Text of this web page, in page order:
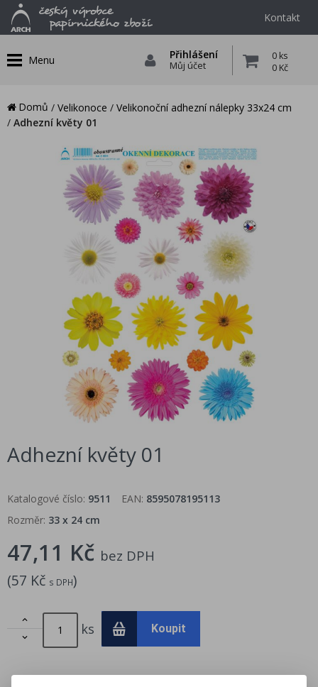
Kontakt
Menu Přihlášení
Můj účet
0 ks
0 Kč
Domů / Velikonoce / Velikonoční adhezní nálepky 33x24 cm
/ Adhezní květy 01
Adhezní květy 01
Katalogové číslo: 9511 EAN: 8595078195113
Rozměr: 33 x 24 cm
47,11 Kč bez DPH
(57 Kč s DPH)


ks Koupit
Přidat do oblíbených